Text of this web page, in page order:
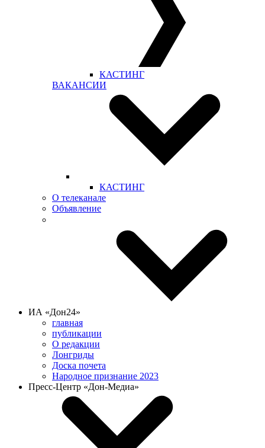
КАСТИНГ
ВАКАНСИИ
КАСТИНГ
О телеканале
Объявление
ИА «Дон24»
главная
публикации
О редакции
Лонгриды
Доска почета
Народное признание 2023
Пресс-Центр «Дон-Медиа»